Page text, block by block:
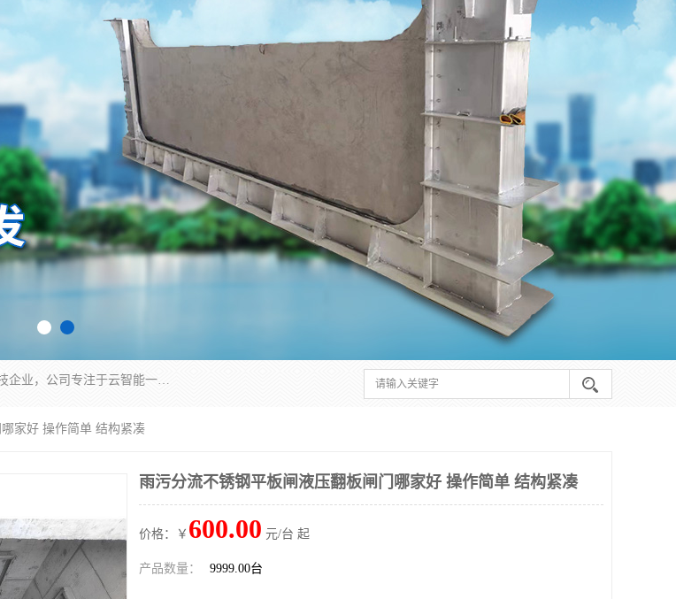
青岛铭源环保科技有限公司是一家专注于环保与智慧水务领域的先进科技企业，公司专注于云智能一体化HMPP预制泵站、智能截流井设备、调蓄池雨洪管理设备、水务循环利用、云智慧水务开发及新型环保技术研发等领域。
家好 操作简单 结构紧凑
雨污分流不锈钢平板闸液压翻板闸门哪家好 操作简单 结构紧凑
价格：￥ 600.00 元/台 起
产品数量： 9999.00台